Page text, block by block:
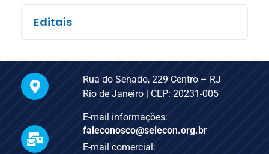
Editais
Rua do Senado, 229 Centro – RJ
Rio de Janeiro | CEP: 20231-005
E-mail informações:
faleconosco@selecon.org.br
E-mail comercial: